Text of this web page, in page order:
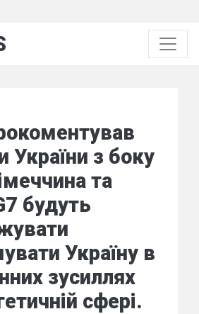
України з боку
та
будуть
Україну в
зусиллях
сфері.